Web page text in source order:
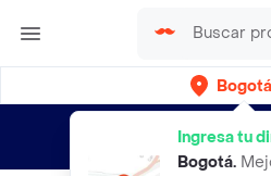
Bogotá
Ingresa tu
Bogotá.
envíos gratis por